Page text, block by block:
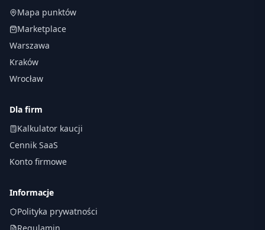
Mapa punktów
Marketplace
Warszawa
Kraków
Wrocław
Dla firm
Kalkulator kaucji
Cennik SaaS
Konto firmowe
Informacje
Polityka prywatności